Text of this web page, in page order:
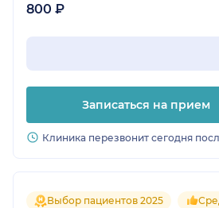
800 ₽
Записаться на прием
Клиника перезвонит сегодня
Выбор пациентов 2025